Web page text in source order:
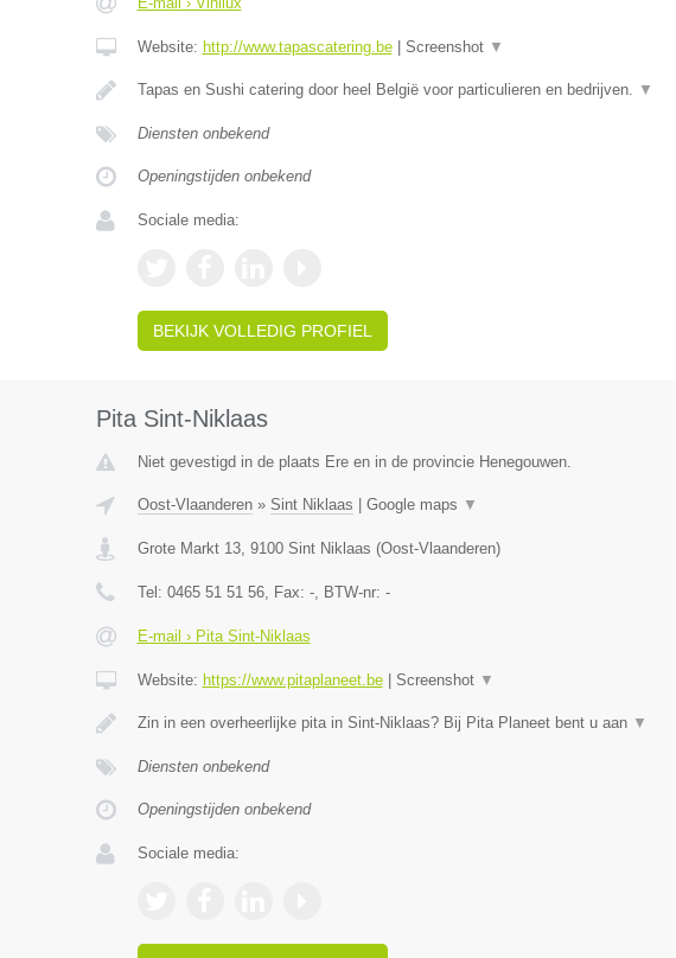
Website: http://www.tapascatering.be| Screenshot ▼
Tapas en Sushi catering door heel België voor particulieren en bedrijven. ▼
Diensten onbekend
Openingstijden onbekend
Sociale media:
BEKIJK VOLLEDIG PROFIEL
Pita Sint-Niklaas
Niet gevestigd in de plaats Ere en in de provincie Henegouwen.
Oost-Vlaanderen» Sint Niklaas Google maps ▼
Grote Markt 13, 9100 Sint Niklaas (Oost-Vlaanderen)
Tel: 0465 51 51 56, Fax: -, BTW-nr: -
E-mail › Pita Sint-Niklaas
Website: https://www.pitaplaneet.be| Screenshot ▼
Zin in een overheerlijke pita in Sint-Niklaas? Bij Pita Planeet bent u aan ▼
Diensten onbekend
Openingstijden onbekend
Sociale media: